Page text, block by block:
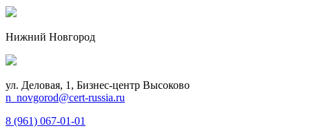
Нижний Новгород
ул. Деловая, 1, Бизнес-центр Высоково
n_novgorod@cert-russia.ru
8 (961) 067-01-01